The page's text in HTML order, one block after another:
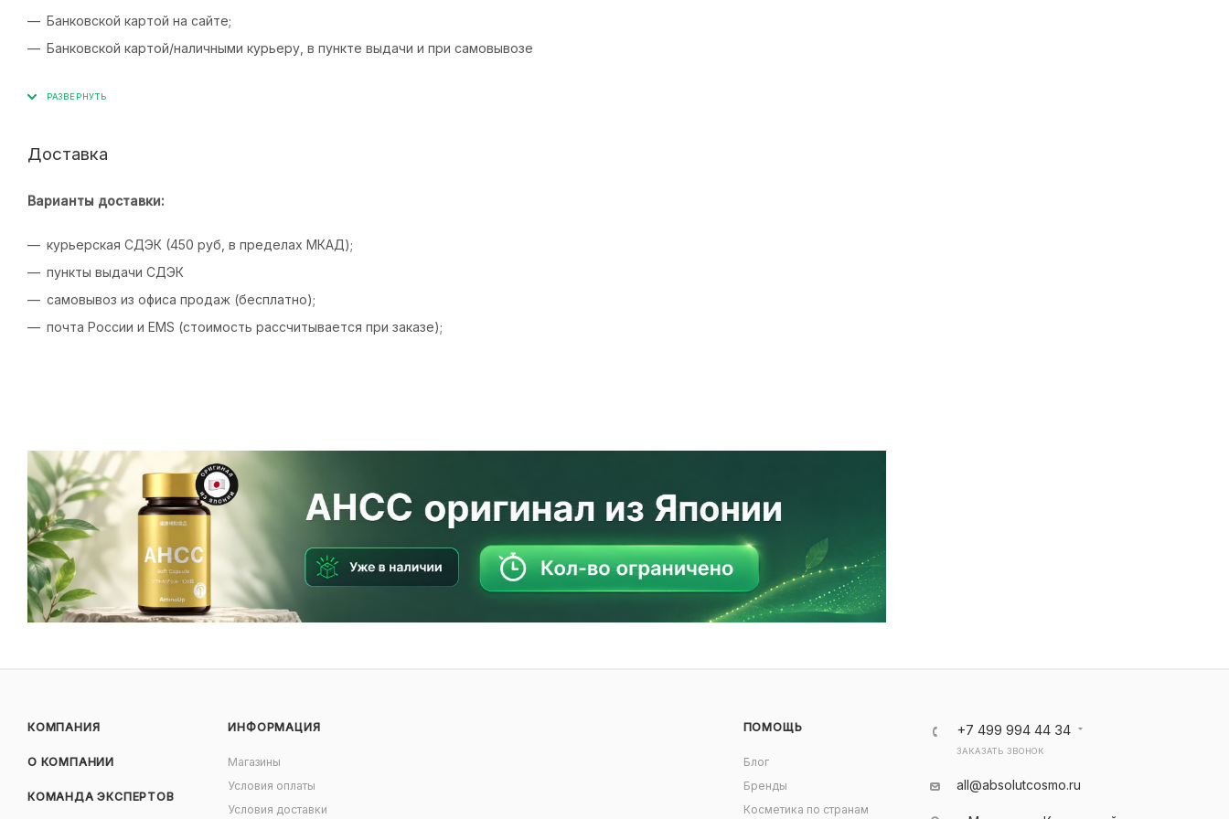
Банковской картой на сайте;
Банковской картой/наличными курьеру, в пункте выдачи и при самовывозе
Доставка
Варианты доставки:
курьерская СДЭК (450 руб, в пределах МКАД);
пункты выдачи СДЭК
самовывоз из офиса продаж (бесплатно);
почта России и EMS (стоимость рассчитывается при заказе);
КОМПАНИЯ
О КОМПАНИИ
КОМАНДА ЭКСПЕРТОВ
ИНФОРМАЦИЯ
Магазины
Условия оплаты
Условия доставки
ПОМОЩЬ
Блог
Бренды
Косметика по странам
+7 499 994 44 34
ЗАКАЗАТЬ ЗВОНОК
all@absolutcosmo.ru